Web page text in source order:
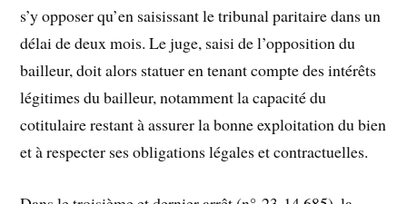
s’y opposer qu’en saisissant le tribunal paritaire dans un
délai de deux mois. Le juge, saisi de l’opposition du
bailleur, doit alors statuer en tenant compte des intérêts
légitimes du bailleur, notamment la capacité du
cotitulaire restant à assurer la bonne exploitation du bien
et à respecter ses obligations légales et contractuelles.